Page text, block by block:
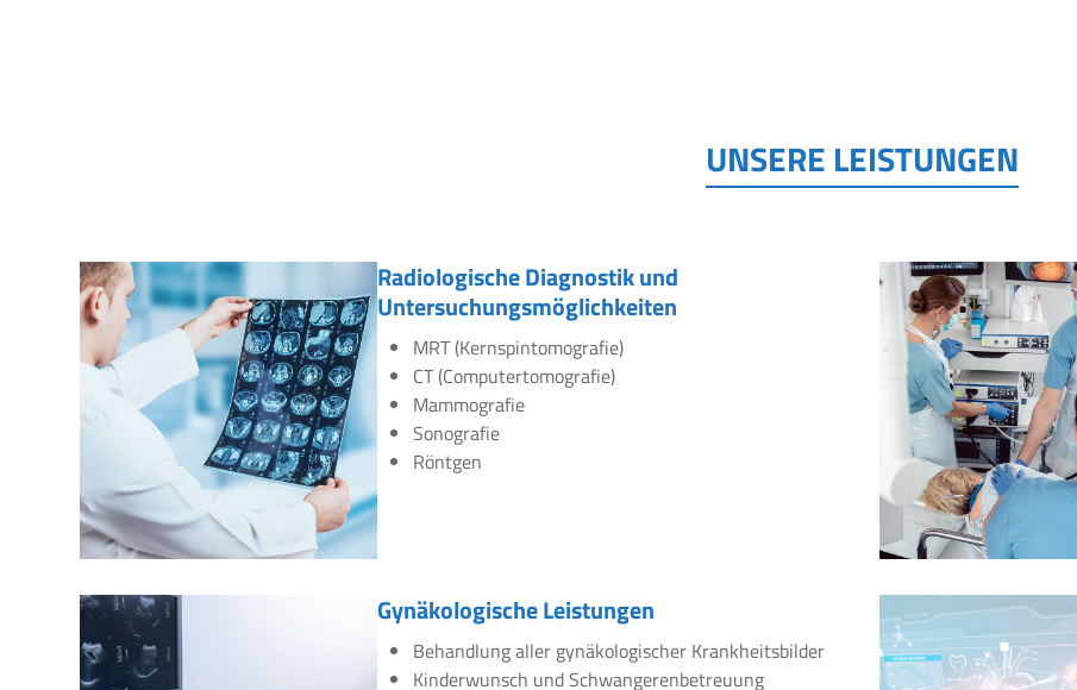
UNSERE LEISTUNGEN
Radiologische Diagnostik und
Untersuchungsmöglichkeiten
MRT (Kernspintomografie)
CT (Computertomografie)
Mammografie
Sonografie
Röntgen
Gynäkologische Leistungen
Behandlung aller gynäkologischer Krankheitsbilder
Kinderwunsch und Schwangerenbetreuung